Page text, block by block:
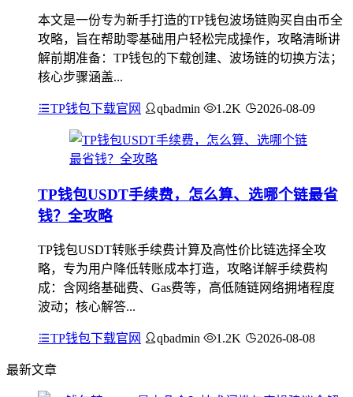
本文是一份专为新手打造的TP钱包波场链购买自由币全
攻略，旨在帮助零基础用户轻松完成操作，攻略清晰讲
解前期准备：TP钱包的下载创建、波场链的切换方法；
核心步骤涵盖...
TP钱包下载官网 qbadmin 1.2K 2026-08-09
TP钱包USDT手续费，怎么算、选哪个链最省
钱？全攻略
TP钱包USDT转账手续费计算及高性价比链选择全攻
略，专为用户降低转账成本打造，攻略详解手续费构
成：含网络基础费、Gas费等，高低随链网络拥堵程度
波动；核心解答...
TP钱包下载官网 qbadmin 1.2K 2026-08-08
最新文章